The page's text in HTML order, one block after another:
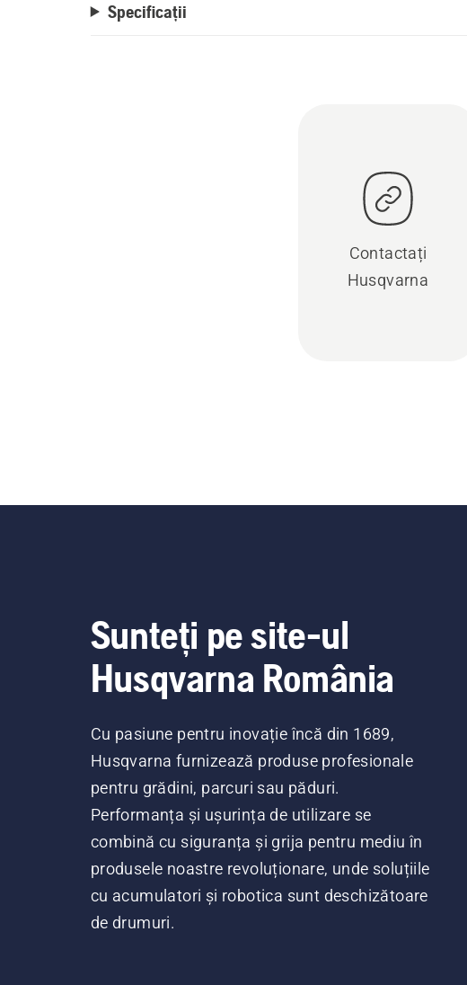
Specificații
Contactați
Husqvarna
Sunteți pe site-ul
Husqvarna România
Cu pasiune pentru inovație încă din 1689,
Husqvarna furnizează produse profesionale
pentru grădini, parcuri sau păduri.
Performanța și ușurința de utilizare se
combină cu siguranța și grija pentru mediu în
produsele noastre revoluționare, unde soluțiile
cu acumulatori și robotica sunt deschizătoare
de drumuri.